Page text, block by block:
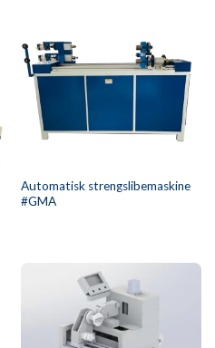
Automatisk strengslibemaskine
#GMA